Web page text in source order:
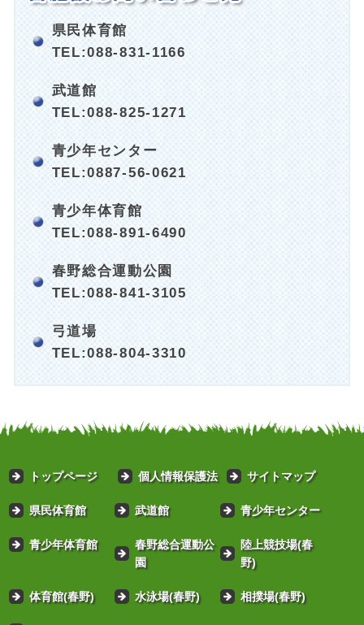
県民体育館
TEL:088-831-1166
武道館
TEL:088-825-1271
青少年センター
TEL:0887-56-0621
青少年体育館
TEL:088-891-6490
春野総合運動公園
TEL:088-841-3105
弓道場
TEL:088-804-3310
トップページ 個人情報保護法 サイトマップ
県民体育館 武道館 青少年センター
青少年体育館
春野総合運動公
園
陸上競技場(春
野)
体育館(春野) 水泳場(春野) 相撲場(春野)